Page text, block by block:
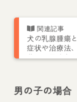
犬の乳腺腫瘍
症状や治療法
費用や予防な
男の子の場合